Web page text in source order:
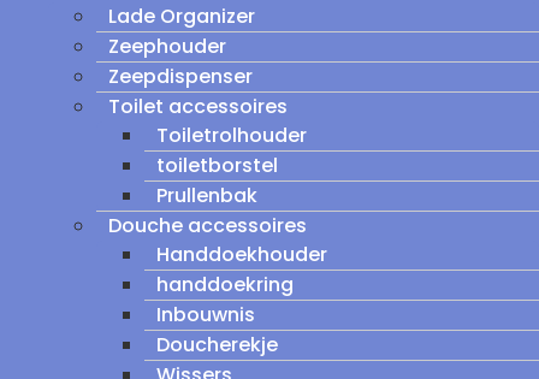
Lade Organizer
Zeephouder
Zeepdispenser
Toilet accessoires
Toiletrolhouder
toiletborstel
Prullenbak
Douche accessoires
Handdoekhouder
handdoekring
Inbouwnis
Doucherekje